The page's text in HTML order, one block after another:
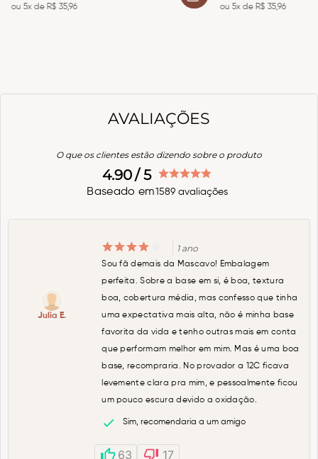
ou 5x de R$ 35,96 ou 5x de R$ 35,96
AVALIAÇÕES
O que os clientes estão dizendo sobre o produto
4.90/ 5
Baseado em1589 avaliações
Julia E.
1 ano
Sou fã demais da Mascavo! Embalagem
perfeita. Sobre a base em si, é boa, textura
boa, cobertura média, mas confesso que tinha
uma expectativa mais alta, não é minha base
favorita da vida e tenho outras mais em conta
que performam melhor em mim. Mas é uma boa
base, recompraria. No provador a 12C ficava
levemente clara pra mim, e pessoalmente ficou
um pouco escura devido a oxidação.
Sim, recomendaria a um amigo
63 17